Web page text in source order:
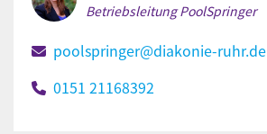
Betriebsleitung PoolSpringer
poolspringer@diakonie-ruhr.de
0151 21168392